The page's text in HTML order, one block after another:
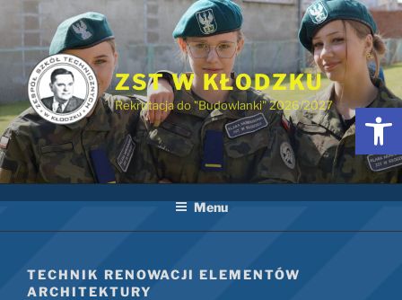
Przejdź
do
treści
ZST W KŁODZKU
Rekrutacja do "Budowlanki" 2026/2027
Menu
TECHNIK RENOWACJI ELEMENTÓW
ARCHITEKTURY